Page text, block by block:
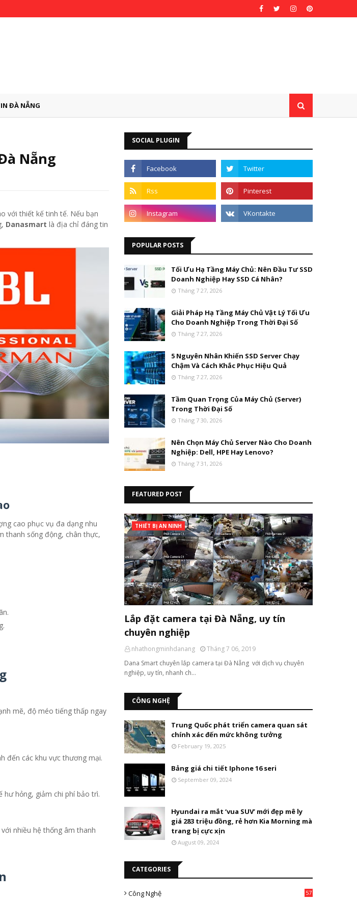
ĐÀ NẴNG
Nẵng
với thiết kế tinh tế. Nếu bạn
Danasmart là địa chỉ đáng tin
cao phục vụ đa dạng nhu
thanh sống động, chân thực,
mẽ, độ méo tiếng thấp ngay
đến các khu vực thương mại.
hư hỏng, giảm chi phí bảo trì.
nhiều hệ thống âm thanh
SOCIAL PLUGIN
POPULAR POSTS
Tối Ưu Hạ Tầng Máy Chủ: Nên Đầu Tư SSD
Doanh Nghiệp Hay SSD Cá Nhân?
Tháng 7 27, 2026
Giải Pháp Hạ Tầng Máy Chủ Vật Lý Tối Ưu
Cho Doanh Nghiệp Trong Thời Đại Số
Tháng 7 27, 2026
5 Nguyên Nhân Khiến SSD Server Chạy
Chậm Và Cách Khắc Phục Hiệu Quả
Tháng 7 27, 2026
Tầm Quan Trọng Của Máy Chủ (Server)
Trong Thời Đại Số
Tháng 7 30, 2026
Nên Chọn Máy Chủ Server Nào Cho Doanh
Nghiệp: Dell, HPE Hay Lenovo?
Tháng 7 31, 2026
FEATURED POST
THIẾT BỊ AN NINH
Lắp đặt camera tại Đà Nẵng, uy tín
chuyên nghiệp
nhathongminhdanang
Tháng 7 06, 2019
Dana Smart chuyên lắp camera tại Đà Nẵng với dịch vụ chuyên
nghiệp, uy tín, nhanh ch…
CÔNG NGHỆ
Trung Quốc phát triển camera quan sát
chính xác đến mức không tưởng
February 19, 2025
Bảng giá chi tiết Iphone 16 seri
September 09, 2024
Hyundai ra mắt ‘vua SUV’ mới đẹp mê ly
giá 283 triệu đồng, rẻ hơn Kia Morning mà
trang bị cực xịn
August 09, 2024
CATEGORIES
Công Nghệ 57